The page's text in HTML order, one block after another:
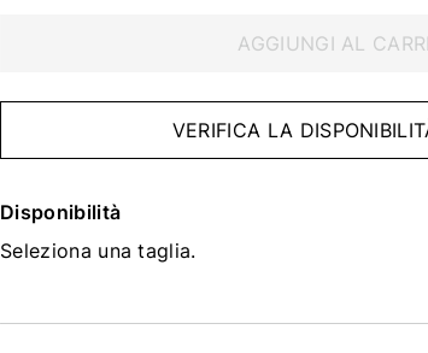
AGGIUNGI AL
VERIFICA LA
Disponibilità
Seleziona una taglia.